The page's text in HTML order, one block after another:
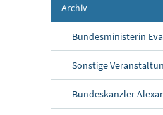
Archiv
Bundesministerin
Sonstige
Bundeskanzler